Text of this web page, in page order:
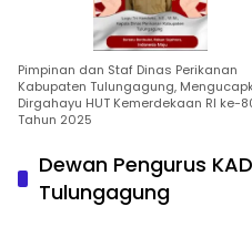
Pimpinan dan Staf Dinas Perikanan
Kabupaten Tulungagung,
Dirgahayu HUT Kemerdekaan RI ke-
Tahun 2025
Dewan Pengurus
Tulungagung